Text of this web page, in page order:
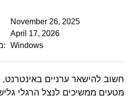
November 26, 2025
April 17, 2026
מערכת הפעלה מושפעת:
Windows
חשוב להישאר ערניים
מטעים ממשיכים לנצל הרגלי